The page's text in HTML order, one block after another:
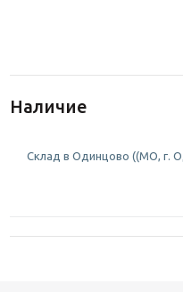
Наличие
Склад в Одинцово ((МО, г.